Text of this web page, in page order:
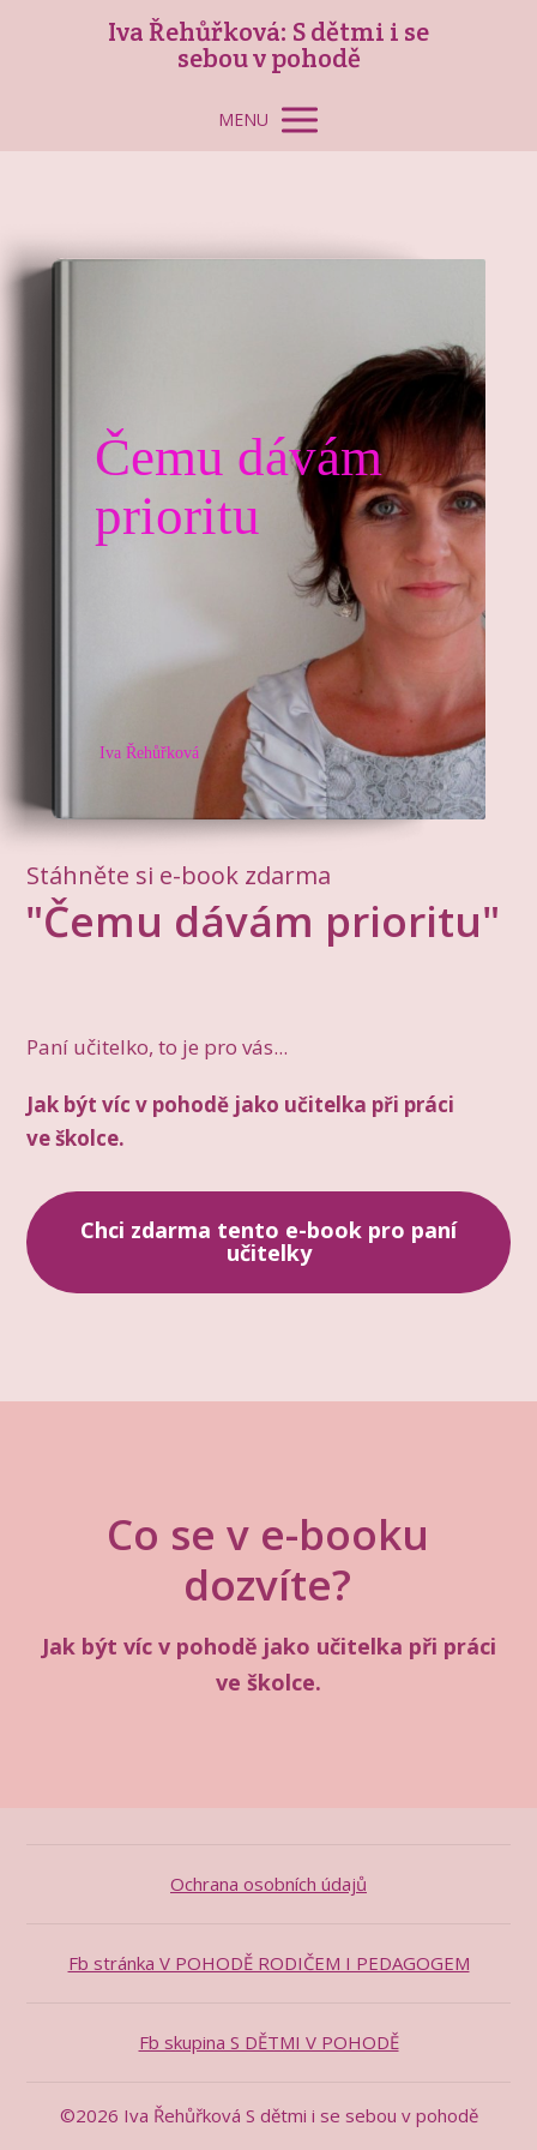
Iva Řehůřková: S dětmi i se
sebou v pohodě
MENU
Čemu dávám
prioritu
Iva Řehůřková
Stáhněte si e-book zdarma
"Čemu dávám prioritu"
Paní učitelko, to je pro vás...
Jak být víc v pohodě jako učitelka při práci
ve školce.
Chci zdarma tento e-book pro paní
učitelky
Co se v e-booku
dozvíte?
Jak být víc v pohodě jako učitelka při práci
ve školce.
Ochrana osobních údajů
Fb stránka V POHODĚ RODIČEM I PEDAGOGEM
Fb skupina S DĚTMI V POHODĚ
©2026 Iva Řehůřková S dětmi i se sebou v pohodě